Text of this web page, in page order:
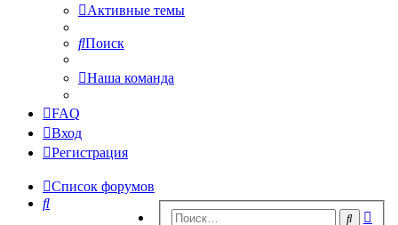
Активные темы
Поиск
Наша команда
FAQ
Вход
Регистрация
Список форумов
Поиск
Поиск